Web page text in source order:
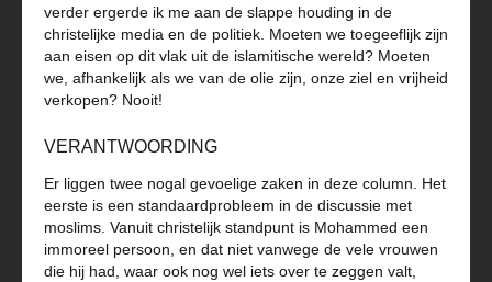
verder ergerde ik me aan de slappe houding in de
christelijke media en de politiek. Moeten we toegeeflijk zijn
aan eisen op dit vlak uit de islamitische wereld? Moeten
we, afhankelijk als we van de olie zijn, onze ziel en vrijheid
verkopen? Nooit!
VERANTWOORDING
Er liggen twee nogal gevoelige zaken in deze column. Het
eerste is een standaardprobleem in de discussie met
moslims. Vanuit christelijk standpunt is Mohammed een
immoreel persoon, en dat niet vanwege de vele vrouwen
die hij had, waar ook nog wel iets over te zeggen valt,